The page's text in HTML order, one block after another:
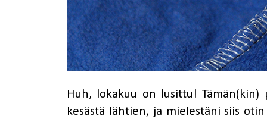
Huh, lokakuu on lusittu!
kesästä lähtien, ja mielestäni siis